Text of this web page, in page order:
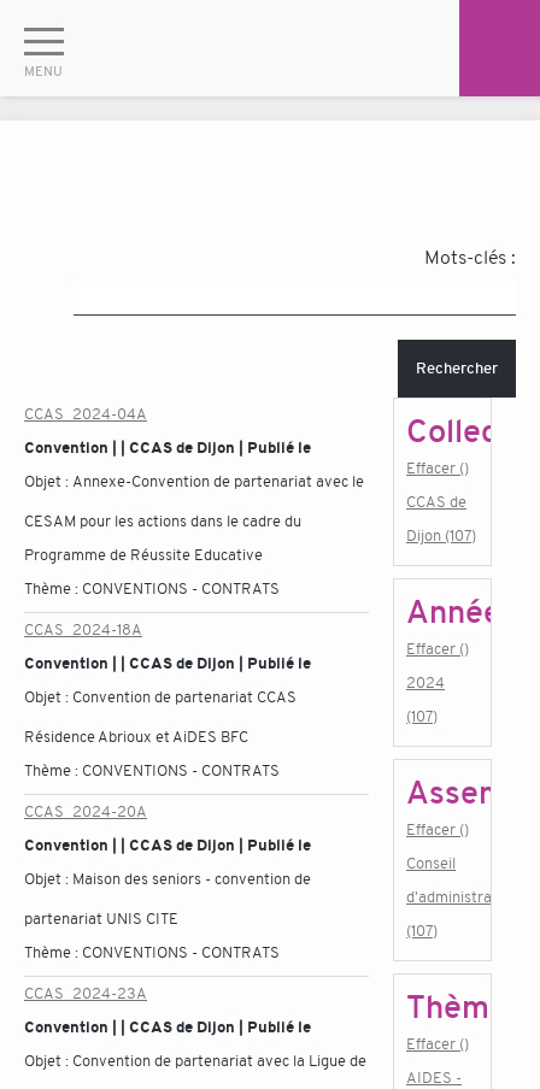
Mots-clés :
Rechercher
CCAS_2024-04A
Convention | | CCAS de Dijon | Publié le
Objet : Annexe-Convention de partenariat avec le
CESAM pour les actions dans le cadre du
Programme de Réussite Educative
Thème : CONVENTIONS - CONTRATS
CCAS_2024-18A
Convention | | CCAS de Dijon | Publié le
Objet : Convention de partenariat CCAS
Résidence Abrioux et AiDES BFC
Thème : CONVENTIONS - CONTRATS
CCAS_2024-20A
Convention | | CCAS de Dijon | Publié le
Objet : Maison des seniors - convention de
partenariat UNIS CITE
Thème : CONVENTIONS - CONTRATS
CCAS_2024-23A
Convention | | CCAS de Dijon | Publié le
Objet : Convention de partenariat avec la Ligue de
Effacer ()
CCAS de
Dijon (107)
Année
Effacer ()
2024
(107)
Effacer ()
Conseil
d'administration
(107)
Thème
Effacer ()
AIDES -